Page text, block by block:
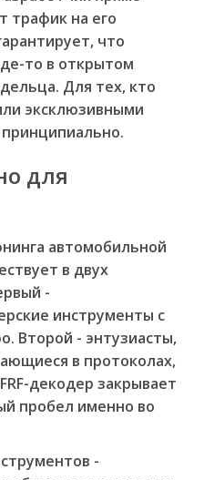
трафик на его
что
то в открытом
Для тех, кто
эксклюзивными
для
автомобильной
в двух
-
инструменты с
Второй - энтузиасты,
в протоколах,
декодер закрывает
пробел именно во
-